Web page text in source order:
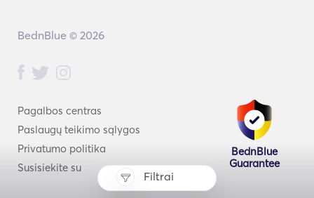
Filtrai
Pagalbos centras
Paslaugų teikimo sąlygos
Privatumo politika
Susisiekite su
BednBlue
Guarantee
BednBlue © 2026